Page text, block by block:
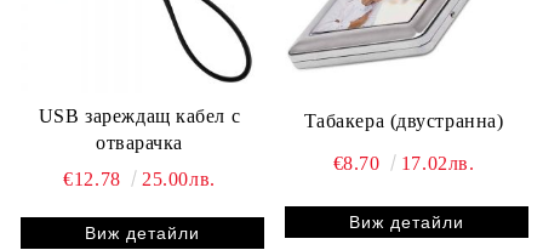
USB зареждащ кабел с
отварачка
€12.78
25.00лв.
Виж детайли
Табакера (двустранна)
€8.70 17.02лв.
Виж детайли